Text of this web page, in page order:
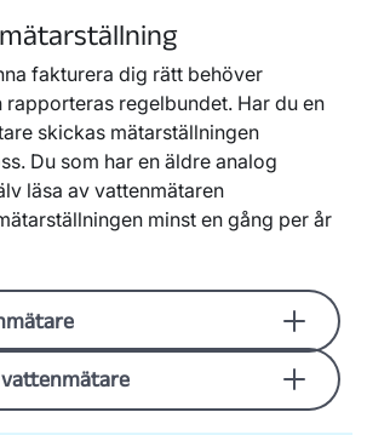
fakturera dig rätt behöver
rapporteras regelbundet. Har du en
skickas mätarställningen
Du som har en äldre analog
läsa av vattenmätaren
minst en gång per år